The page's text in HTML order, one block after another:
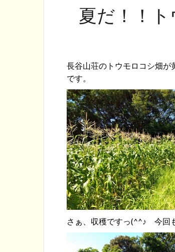
夏だ！！
長谷山荘のトウモロコシ畑が
です。
さぁ、収穫ですっ(^^♪ 今回